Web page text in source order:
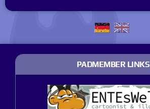
PADMEMBER LINKS